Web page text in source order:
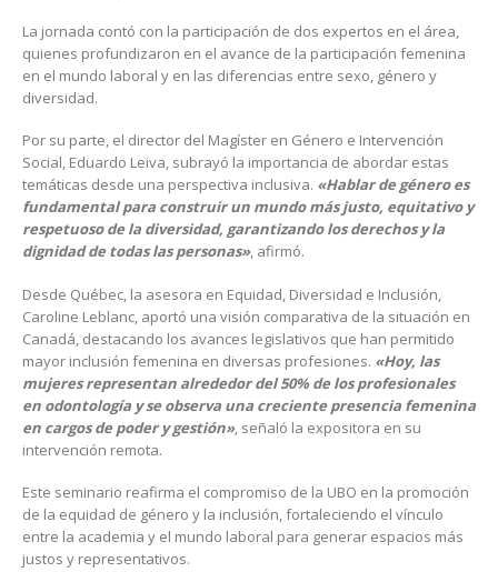
La jornada contó con la participación de dos expertos en el área,
quienes profundizaron en el avance de la participación femenina
en el mundo laboral y en las diferencias entre sexo, género y
diversidad.
Por su parte, el director del Magíster en Género e Intervención
Social, Eduardo Leiva, subrayó la importancia de abordar estas
temáticas desde una perspectiva inclusiva. «Hablar de género es
fundamental para construir un mundo más justo, equitativo y
respetuoso de la diversidad, garantizando los derechos y la
dignidad de todas las personas», afirmó.
Desde Québec, la asesora en Equidad, Diversidad e Inclusión,
Caroline Leblanc, aportó una visión comparativa de la situación en
Canadá, destacando los avances legislativos que han permitido
mayor inclusión femenina en diversas profesiones. «Hoy, las
mujeres representan alrededor del 50% de los profesionales
en odontología y se observa una creciente presencia femenina
en cargos de poder y gestión», señaló la expositora en su
intervención remota.
Este seminario reafirma el compromiso de la UBO en la promoción
de la equidad de género y la inclusión, fortaleciendo el vínculo
entre la academia y el mundo laboral para generar espacios más
justos y representativos.